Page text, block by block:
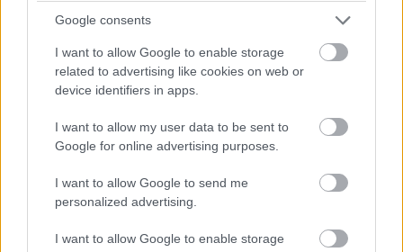
Google consents
I want to allow Google to enable storage
related to advertising like cookies on web or
device identifiers in apps.
I want to allow my user data to be sent to
Google for online advertising purposes.
I want to allow Google to send me
personalized advertising.
I want to allow Google to enable storage
Mitä uudistunut
rahanpesulaki merkitsee
kirjanpitäjille?
edellyttää, että ilmoitusvelvollinen seuraa
erilaisia pakotelistoja ja